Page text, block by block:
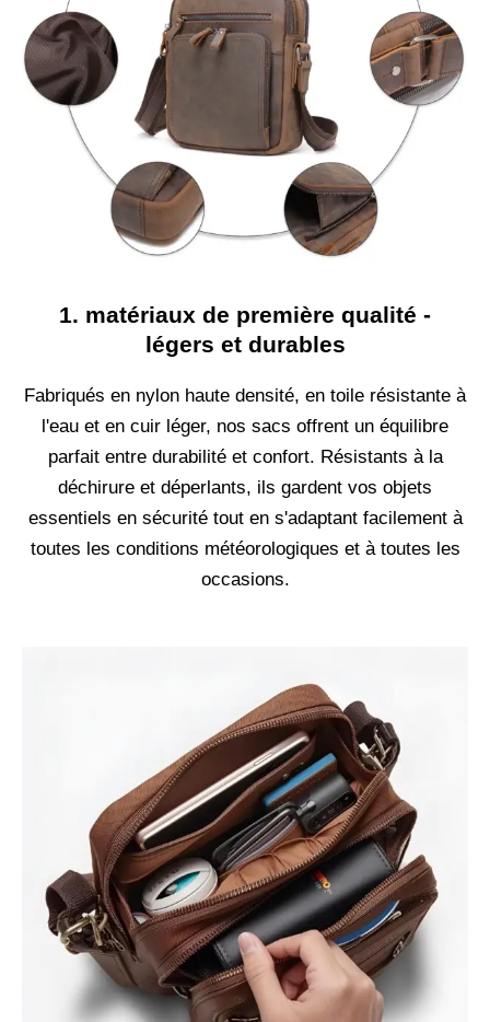
1. matériaux de première qualité -
légers et durables
Fabriqués en nylon haute densité, en toile résistante à
l'eau et en cuir léger, nos sacs offrent un équilibre
parfait entre durabilité et confort. Résistants à la
déchirure et déperlants, ils gardent vos objets
essentiels en sécurité tout en s'adaptant facilement à
toutes les conditions météorologiques et à toutes les
occasions.